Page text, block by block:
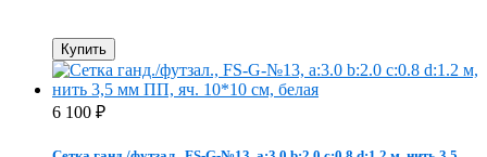
Купить
6 100 ₽